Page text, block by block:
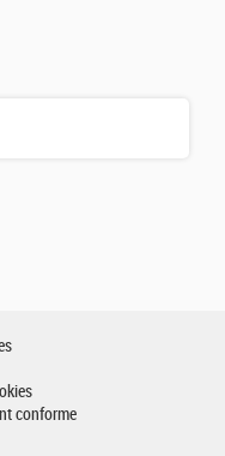
conforme